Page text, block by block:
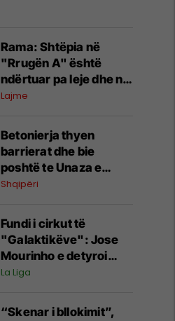
Rama: Shtëpia në
"Rrugën A" është
ndërtuar pa leje dhe në
pronë komunale
Lajme
Betonierja thyen
barrierat dhe bie
poshtë te Unaza e
Madhe në Tiranë,
Shqipëri
Fundi i cirkut të
"Galaktikëve": Jose
Mourinho e detyroi
Florentino Perezin të
blinte vetëm yje
La Liga
​“Skenar i bllokimit”,